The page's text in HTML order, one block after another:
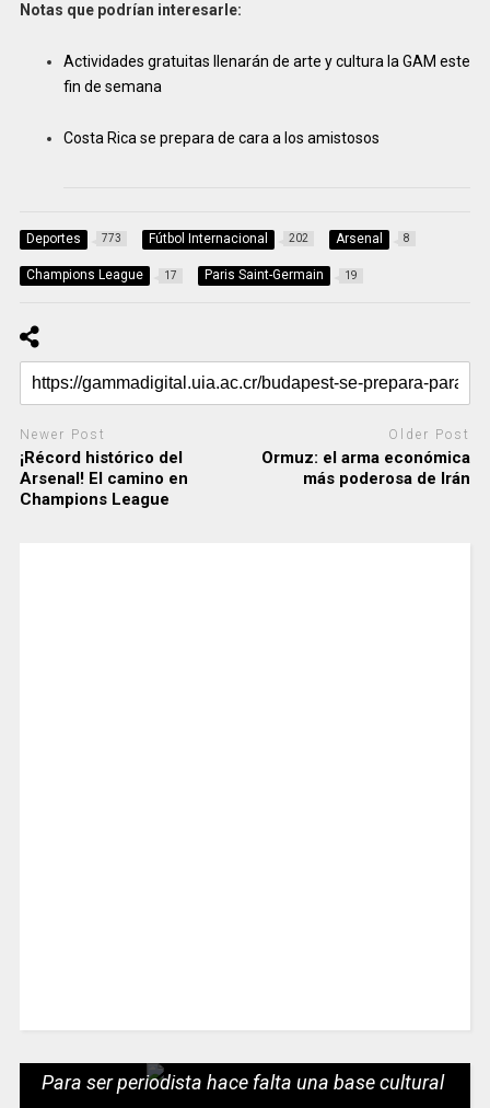
Notas que podrían interesarle:
Actividades gratuitas llenarán de arte y cultura la GAM este
fin de semana
Costa Rica se prepara de cara a los amistosos
Deportes 773 Fútbol Internacional 202 Arsenal 8
Champions League 17 Paris Saint-Germain 19
Newer Post
¡Récord histórico del
Arsenal! El camino en
Champions League
Older Post
Ormuz: el arma económica
más poderosa de Irán
Para ser periodista hace falta una base cultural